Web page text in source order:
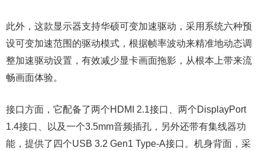
此外，这款显示器支持华硕可变加速驱动，采用系统六种预
设可变加速范围的驱动模式，根据帧率波动来精准地动态调
整加速驱动设置，有效减少显卡画面拖影，从根本上带来流
畅画面体验。
接口方面，它配备了两个HDMI 2.1接口、两个DisplayPort
1.4接口、以及一个3.5mm音频插孔，另外还带有集线器功
能，提供了四个USB 3.2 Gen1 Type-A接口。机身背面，采